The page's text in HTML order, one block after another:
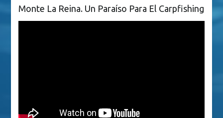
Monte La Reina. Un Paraíso Para El Carpfishing